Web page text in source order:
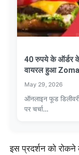
40 रुपये के ऑर्डर के
वायरल हुआ
May 29, 2026
ऑनलाइन फूड
पर चर्चा…
इस प्रदर्शन को रोकने